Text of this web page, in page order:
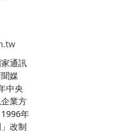
通訊
媒
中央
業方
年
改制